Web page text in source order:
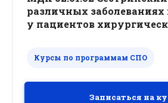
различных заболеваниях
у пациентов
Курсы по программам СПО
Записаться на